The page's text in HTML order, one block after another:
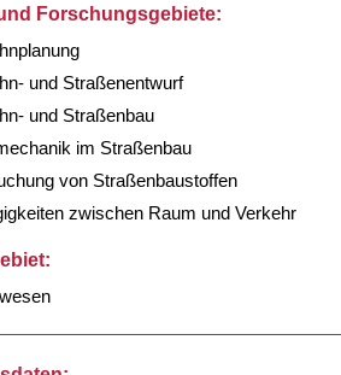
Forschungsgebiete:
und Straßenentwurf
und Straßenbau
im Straßenbau
von Straßenbaustoffen
zwischen Raum und Verkehr